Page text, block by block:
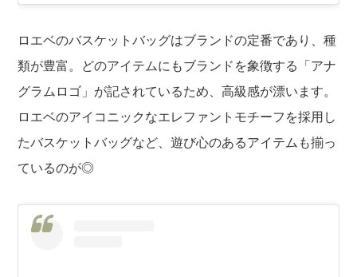
ロエベのバスケットバッグはブランドの定番であり、種
類が豊富。どのアイテムにもブランドを象徴する「アナ
グラムロゴ」が記されているため、高級感が漂います。
ロエベのアイコニックなエレファントモチーフを採用し
たバスケットバッグなど、遊び心のあるアイテムも揃っ
ているのが◎